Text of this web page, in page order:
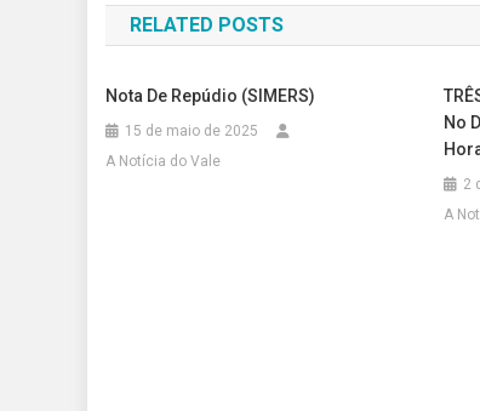
Post
RELATED POSTS
Nota De Repúdio (SIMERS)
15 de maio de 2025
A Notícia do Vale
No
2
A